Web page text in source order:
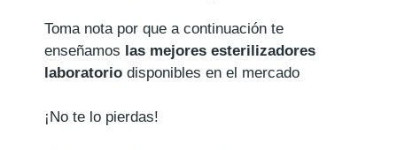
Toma nota por que a continuación te
enseñamos las mejores esterilizadores
laboratorio disponibles en el mercado
¡No te lo pierdas!